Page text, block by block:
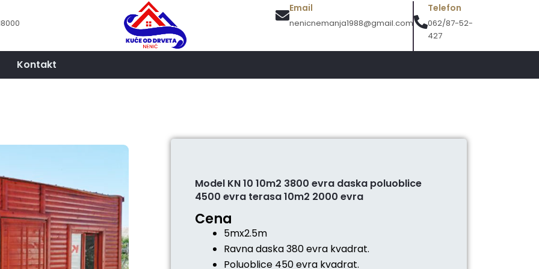
Email
nenicnemanja1988@gmail.com
Telefon
062/87-52-
427
Kontakt
Model KN 10 10m2 3800 evra daska poluoblice
4500 evra terasa 10m2 2000 evra
Cena
5mx2.5m
Ravna daska 380 evra kvadrat.
Poluoblice 450 evra kvadrat.